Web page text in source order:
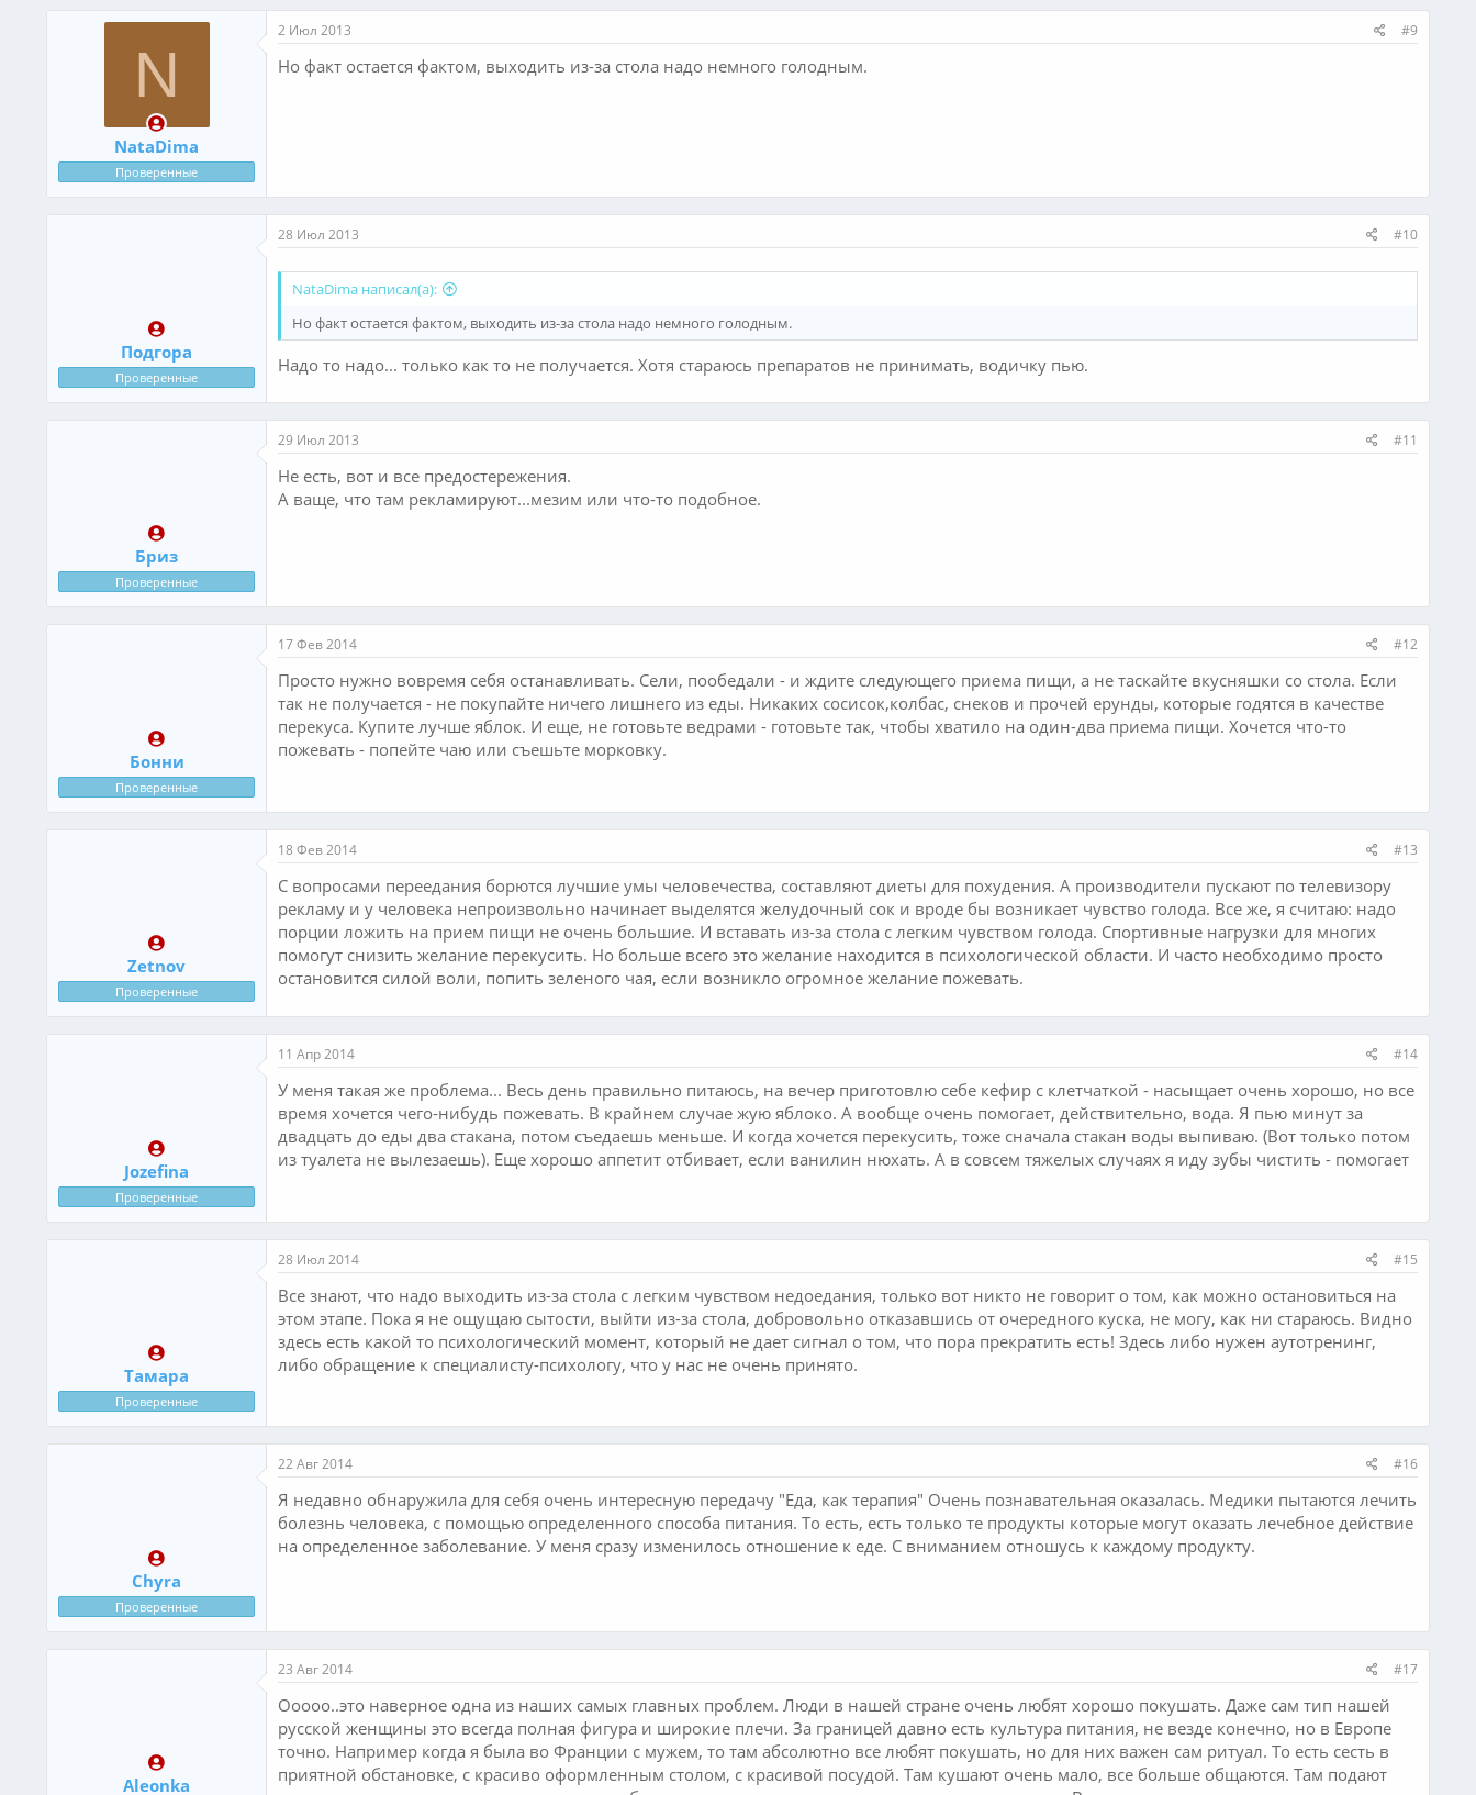
N
NataDima
Проверенные
2 Июл 2013 #9
Но факт остается фактом, выходить из-за стола надо немного голодным.
Подгора
Проверенные
28 Июл 2013 #10
NataDima написал(а):
Но факт остается фактом, выходить из-за стола надо немного голодным.
Надо то надо... только как то не получается. Хотя стараюсь препаратов не принимать, водичку пью.
Бриз
Проверенные
29 Июл 2013 #11
Не есть, вот и все предостережения.
А ваще, что там рекламируют...мезим или что-то подобное.
Бонни
Проверенные
17 Фев 2014 #12
Просто нужно вовремя себя останавливать. Сели, пообедали - и ждите следующего приема пищи, а не таскайте вкусняшки со стола. Если
так не получается - не покупайте ничего лишнего из еды. Никаких сосисок,колбас, снеков и прочей ерунды, которые годятся в качестве
перекуса. Купите лучше яблок. И еще, не готовьте ведрами - готовьте так, чтобы хватило на один-два приема пищи. Хочется что-то
пожевать - попейте чаю или съешьте морковку.
Zetnov
Проверенные
18 Фев 2014 #13
С вопросами переедания борются лучшие умы человечества, составляют диеты для похудения. А производители пускают по телевизору
рекламу и у человека непроизвольно начинает выделятся желудочный сок и вроде бы возникает чувство голода. Все же, я считаю: надо
порции ложить на прием пищи не очень большие. И вставать из-за стола с легким чувством голода. Спортивные нагрузки для многих
помогут снизить желание перекусить. Но больше всего это желание находится в психологической области. И часто необходимо просто
остановится силой воли, попить зеленого чая, если возникло огромное желание пожевать.
Jozefina
Проверенные
11 Апр 2014 #14
У меня такая же проблема... Весь день правильно питаюсь, на вечер приготовлю себе кефир с клетчаткой - насыщает очень хорошо, но все
время хочется чего-нибудь пожевать. В крайнем случае жую яблоко. А вообще очень помогает, действительно, вода. Я пью минут за
двадцать до еды два стакана, потом съедаешь меньше. И когда хочется перекусить, тоже сначала стакан воды выпиваю. (Вот только потом
из туалета не вылезаешь). Еще хорошо аппетит отбивает, если ванилин нюхать. А в совсем тяжелых случаях я иду зубы чистить - помогает
Тамара
Проверенные
28 Июл 2014 #15
Все знают, что надо выходить из-за стола с легким чувством недоедания, только вот никто не говорит о том, как можно остановиться на
этом этапе. Пока я не ощущаю сытости, выйти из-за стола, добровольно отказавшись от очередного куска, не могу, как ни стараюсь. Видно
здесь есть какой то психологический момент, который не дает сигнал о том, что пора прекратить есть! Здесь либо нужен аутотренинг,
либо обращение к специалисту-психологу, что у нас не очень принято.
Chyra
Проверенные
22 Авг 2014 #16
Я недавно обнаружила для себя очень интересную передачу "Еда, как терапия" Очень познавательная оказалась. Медики пытаются лечить
болезнь человека, с помощью определенного способа питания. То есть, есть только те продукты которые могут оказать лечебное действие
на определенное заболевание. У меня сразу изменилось отношение к еде. С вниманием отношусь к каждому продукту.
Aleonka
23 Авг 2014 #17
Ооооо..это наверное одна из наших самых главных проблем. Люди в нашей стране очень любят хорошо покушать. Даже сам тип нашей
русской женщины это всегда полная фигура и широкие плечи. За границей давно есть культура питания, не везде конечно, но в Европе
точно. Например когда я была во Франции с мужем, то там абсолютно все любят покушать, но для них важен сам ритуал. То есть сесть в
приятной обстановке, с красиво оформленным столом, с красивой посудой. Там кушают очень мало, все больше общаются. Там подают